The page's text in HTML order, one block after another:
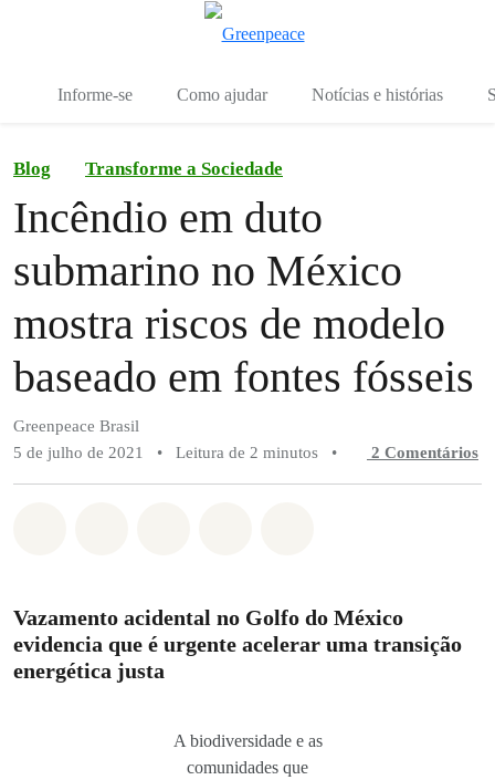
Informe-se Como ajudar Notícias e histórias
Blog Transforme a Sociedade
Incêndio em duto
submarino no México
mostra riscos de modelo
baseado em fontes fósseis
Greenpeace Brasil
5 de julho de 2021
• Leitura de 2 minutos • 2 Comentários
Vazamento acidental no Golfo do México
evidencia que é urgente acelerar uma transição
energética justa
A biodiversidade e as
comunidades que